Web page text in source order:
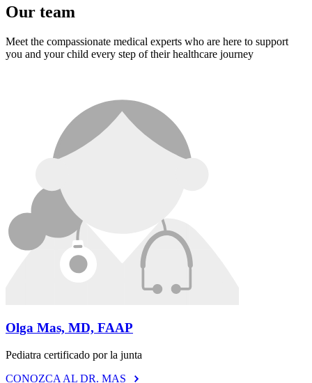
Our team
Meet the compassionate medical experts who are here to support
you and your child every step of their healthcare journey
Olga Mas, MD, FAAP
Pediatra certificado por la junta
CONOZCA AL DR. MAS